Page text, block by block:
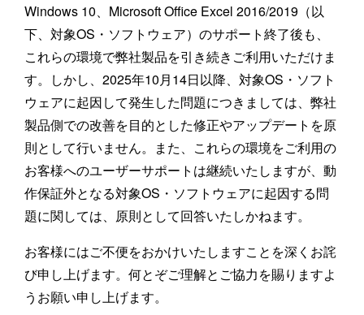
Windows 10、Microsoft Office Excel 2016/2019（以
下、対象OS・ソフトウェア）のサポート終了後も、
これらの環境で弊社製品を引き続きご利用いただけま
す。しかし、2025年10月14日以降、対象OS・ソフト
ウェアに起因して発生した問題につきましては、弊社
製品側での改善を目的とした修正やアップデートを原
則として行いません。また、これらの環境をご利用の
お客様へのユーザーサポートは継続いたしますが、動
作保証外となる対象OS・ソフトウェアに起因する問
題に関しては、原則として回答いたしかねます。
お客様にはご不便をおかけいたしますことを深くお詫
び申し上げます。何とぞご理解とご協力を賜りますよ
うお願い申し上げます。